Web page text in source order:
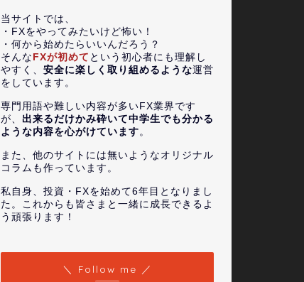
当サイトでは、
・FXをやってみたいけど怖い！
・何から始めたらいいんだろう？
そんな FXが初めて という初心者にも理解し
やすく、 安全に楽しく取り組めるような運営
をしています。
専門用語や難しい内容が多いFX業界です
が、 出来るだけかみ砕いて中学生でも分かる
ような内容を心がけています。
また、他のサイトには無いようなオリジナル
コラムも作っています。
私自身、投資・FXを始めて6年目となりまし
た。これからも皆さまと一緒に成長できるよ
う頑張ります！
＼ Follow me ／